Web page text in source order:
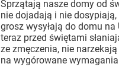
Sprzątają nasze domy od
nie dojadają i nie dosypiają,
grosz wysyłają do domu na
teraz przed świętami
ze zmęczenia, nie
na wygórowane